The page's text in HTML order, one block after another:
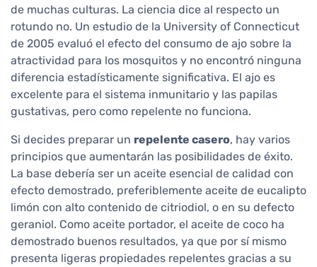
de muchas culturas. La ciencia dice al respecto un
rotundo no. Un estudio de la University of Connecticut
de 2005 evaluó el efecto del consumo de ajo sobre la
atractividad para los mosquitos y no encontró ninguna
diferencia estadísticamente significativa. El ajo es
excelente para el sistema inmunitario y las papilas
gustativas, pero como repelente no funciona.
Si decides preparar un repelente casero, hay varios
principios que aumentarán las posibilidades de éxito.
La base debería ser un aceite esencial de calidad con
efecto demostrado, preferiblemente aceite de eucalipto
limón con alto contenido de citriodiol, o en su defecto
geraniol. Como aceite portador, el aceite de coco ha
demostrado buenos resultados, ya que por sí mismo
presenta ligeras propiedades repelentes gracias a su